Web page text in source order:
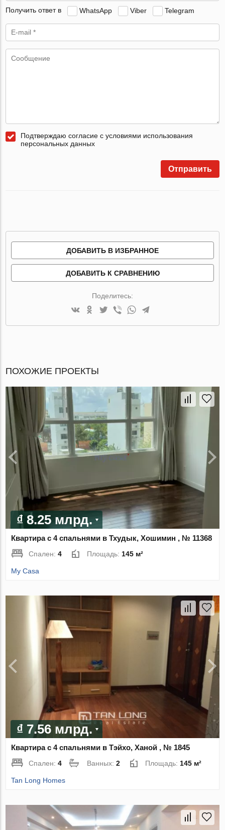
Получить ответ в WhatsApp Viber Telegram
Подтверждаю согласие с условиями использования
персональных данных
Отправить
ДОБАВИТЬ В ИЗБРАННОЕ
ДОБАВИТЬ К СРАВНЕНИЮ
Поделитесь:
ПОХОЖИЕ ПРОЕКТЫ
₫ 8.25 млрд.
Квартира с 4 спальнями в Тхудык, Хошимин , № 11368
Спален:4 Площадь:145 м²
My Casa
₫ 7.56 млрд.
Квартира с 4 спальнями в Тэйхо, Ханой , № 1845
Спален:4 Ванных:2 Площадь: 145 м²
Tan Long Homes